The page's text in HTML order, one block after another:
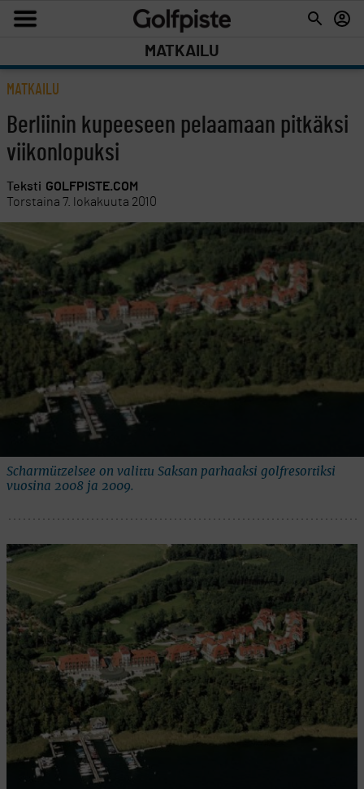
MATKAILU
MATKAILU
Berliinin kupeeseen pelaamaan pitkäksi
viikonlopuksi
Teksti GOLFPISTE.COM
Torstaina 7. lokakuuta 2010
Scharmützelsee on valittu Saksan parhaaksi golfresortiksi
vuosina 2008 ja 2009.